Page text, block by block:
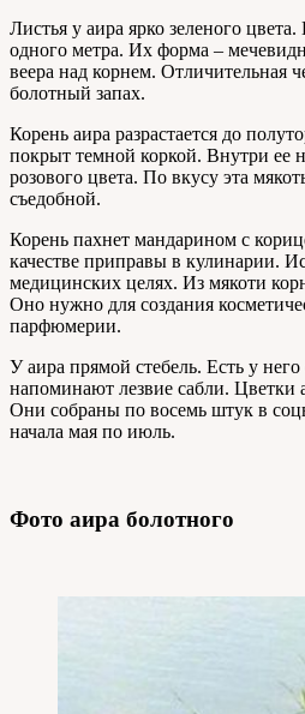
Листья у аира ярко зеленого
одного метра. Их форма –
веера над корнем. Отличительная
болотный запах.
Корень аира разрастается до
покрыт темной коркой. Внутри ее
розового цвета. По вкусу эта
съедобной.
Корень пахнет мандарином с
качестве приправы в кулинарии.
медицинских целях. Из мякоти
Оно нужно для создания
парфюмерии.
У аира прямой стебель. Есть у
напоминают лезвие сабли. Цветки
Они собраны по восемь штук в
начала мая по июль.
Фото аира болотного